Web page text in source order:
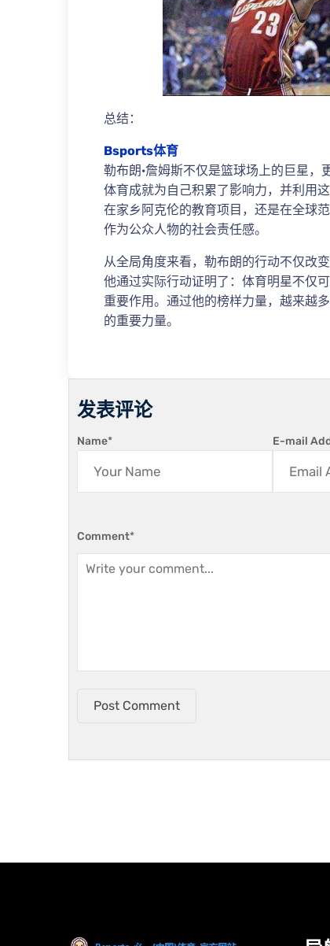
总结：
Bsports体育
勒布朗·詹姆斯不仅是篮球场上的巨星
体育成就为自己积累了影响力，并利用
在家乡阿克伦的教育项目，还是在全球
作为公众人物的社会责任感。
从全局角度来看，勒布朗的行动不仅改
他通过实际行动证明了：体育明星不仅
重要作用。通过他的榜样力量，越来越
的重要力量。
发表评论
Name* E-mail
Comment*
Post Comment